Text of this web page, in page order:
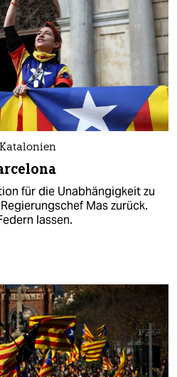
für die Unabhängigkeit zu
Mas zurück.
lassen.